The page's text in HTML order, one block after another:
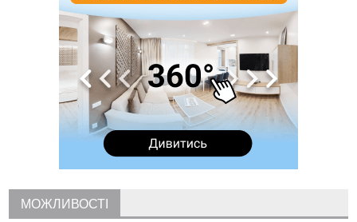
Верховний суд повернув державі 1,5 га лісу із трьома
ставками в Івано-Франківській громаді
На Каскаді замість веж планують зробити сквер з
дитмайданчиком
На Верховинщині під час пожежі будинку травмувалась
жінка
35 цимбалістів на Говерлі встановили Рекорд
На Прикарпатті за пів року трапилось понад 100 ДТП через
нетверезих водіїв
08:08
рф масовано атакувала Київ та область: 14 загиблих,
десятки постраждалих і пожежі (фото, відео)
МОЖЛИВОСТІ